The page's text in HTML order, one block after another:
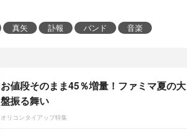
真矢 訃報 バンド 音楽
お値段そのまま45％増量！ファミマ夏の大
盤振る舞い
オリコンタイアップ特集